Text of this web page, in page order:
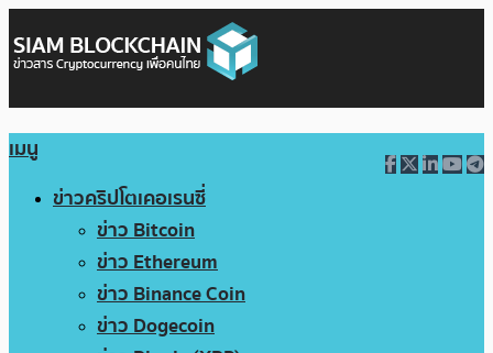
เมนู
ข่าวคริปโตเคอเรนซี่
ข่าว Bitcoin
ข่าว Ethereum
ข่าว Binance Coin
ข่าว Dogecoin